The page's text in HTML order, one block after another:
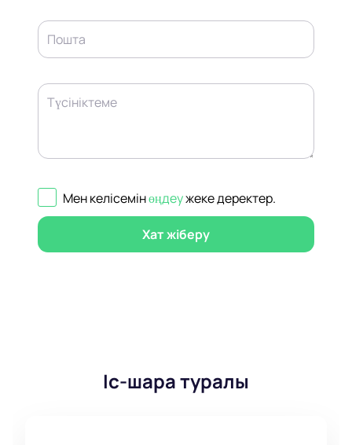
Пошта
Түсініктеме
Мен келісемінөңдеужеке деректер.
Хат жіберу
Іс-шара туралы